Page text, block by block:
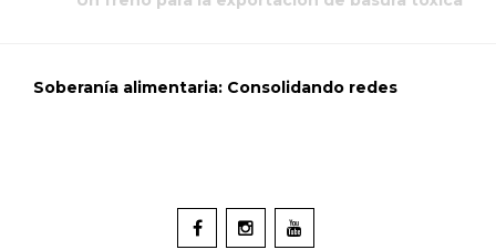
Soberanía alimentaria: Consolidando redes